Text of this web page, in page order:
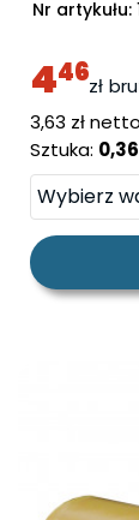
Nr artykułu:
446zł
cena
3,63 zł netto
Sztuka: